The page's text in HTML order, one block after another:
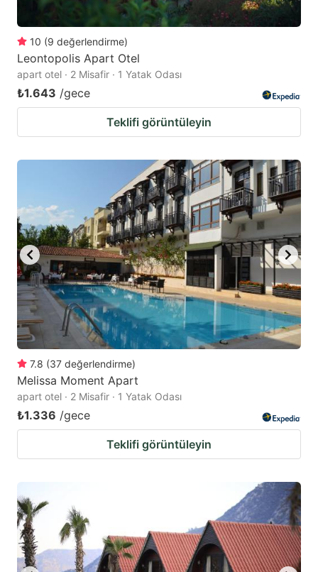
10 (9 değerlendirme)
Leontopolis Apart Otel
apart otel · 2 Misafir · 1 Yatak Odası
₺1.643 /gece
Teklifi görüntüleyin
7.8 (37 değerlendirme)
Melissa Moment Apart
apart otel · 2 Misafir · 1 Yatak Odası
₺1.336 /gece
Teklifi görüntüleyin